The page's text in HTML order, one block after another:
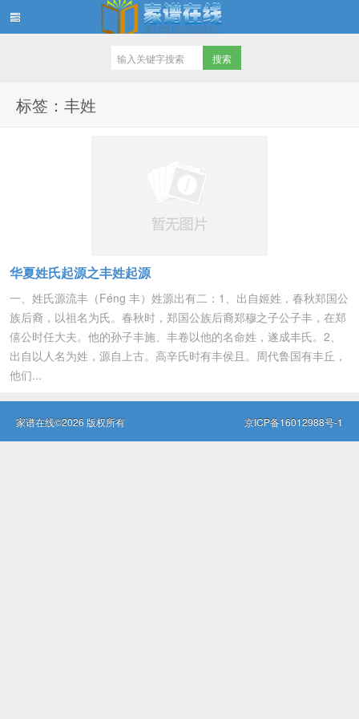
标签：丰姓
华夏姓氏起源之丰姓起源
一、姓氏源流丰（Féng 丰）姓源出有二：1、出自姬姓，春秋郑国公
族后裔，以祖名为氏。春秋时，郑国公族后裔郑穆之子公子丰，在郑
僖公时任大夫。他的孙子丰施、丰卷以他的名命姓，遂成丰氏。2、
出自以人名为姓，源自上古。高辛氏时有丰侯且。周代鲁国有丰丘，
他们...
家谱在线©2026 版权所有 京ICP备16012988号-1